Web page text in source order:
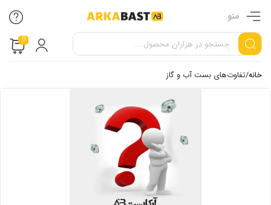
منو
0
خانه/تفاوت‌های بست آب و گاز